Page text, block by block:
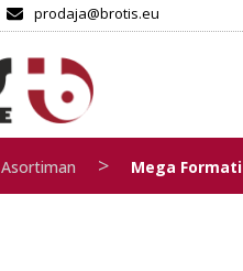
prodaja@brotis.eu
Asortiman > Mega Formati